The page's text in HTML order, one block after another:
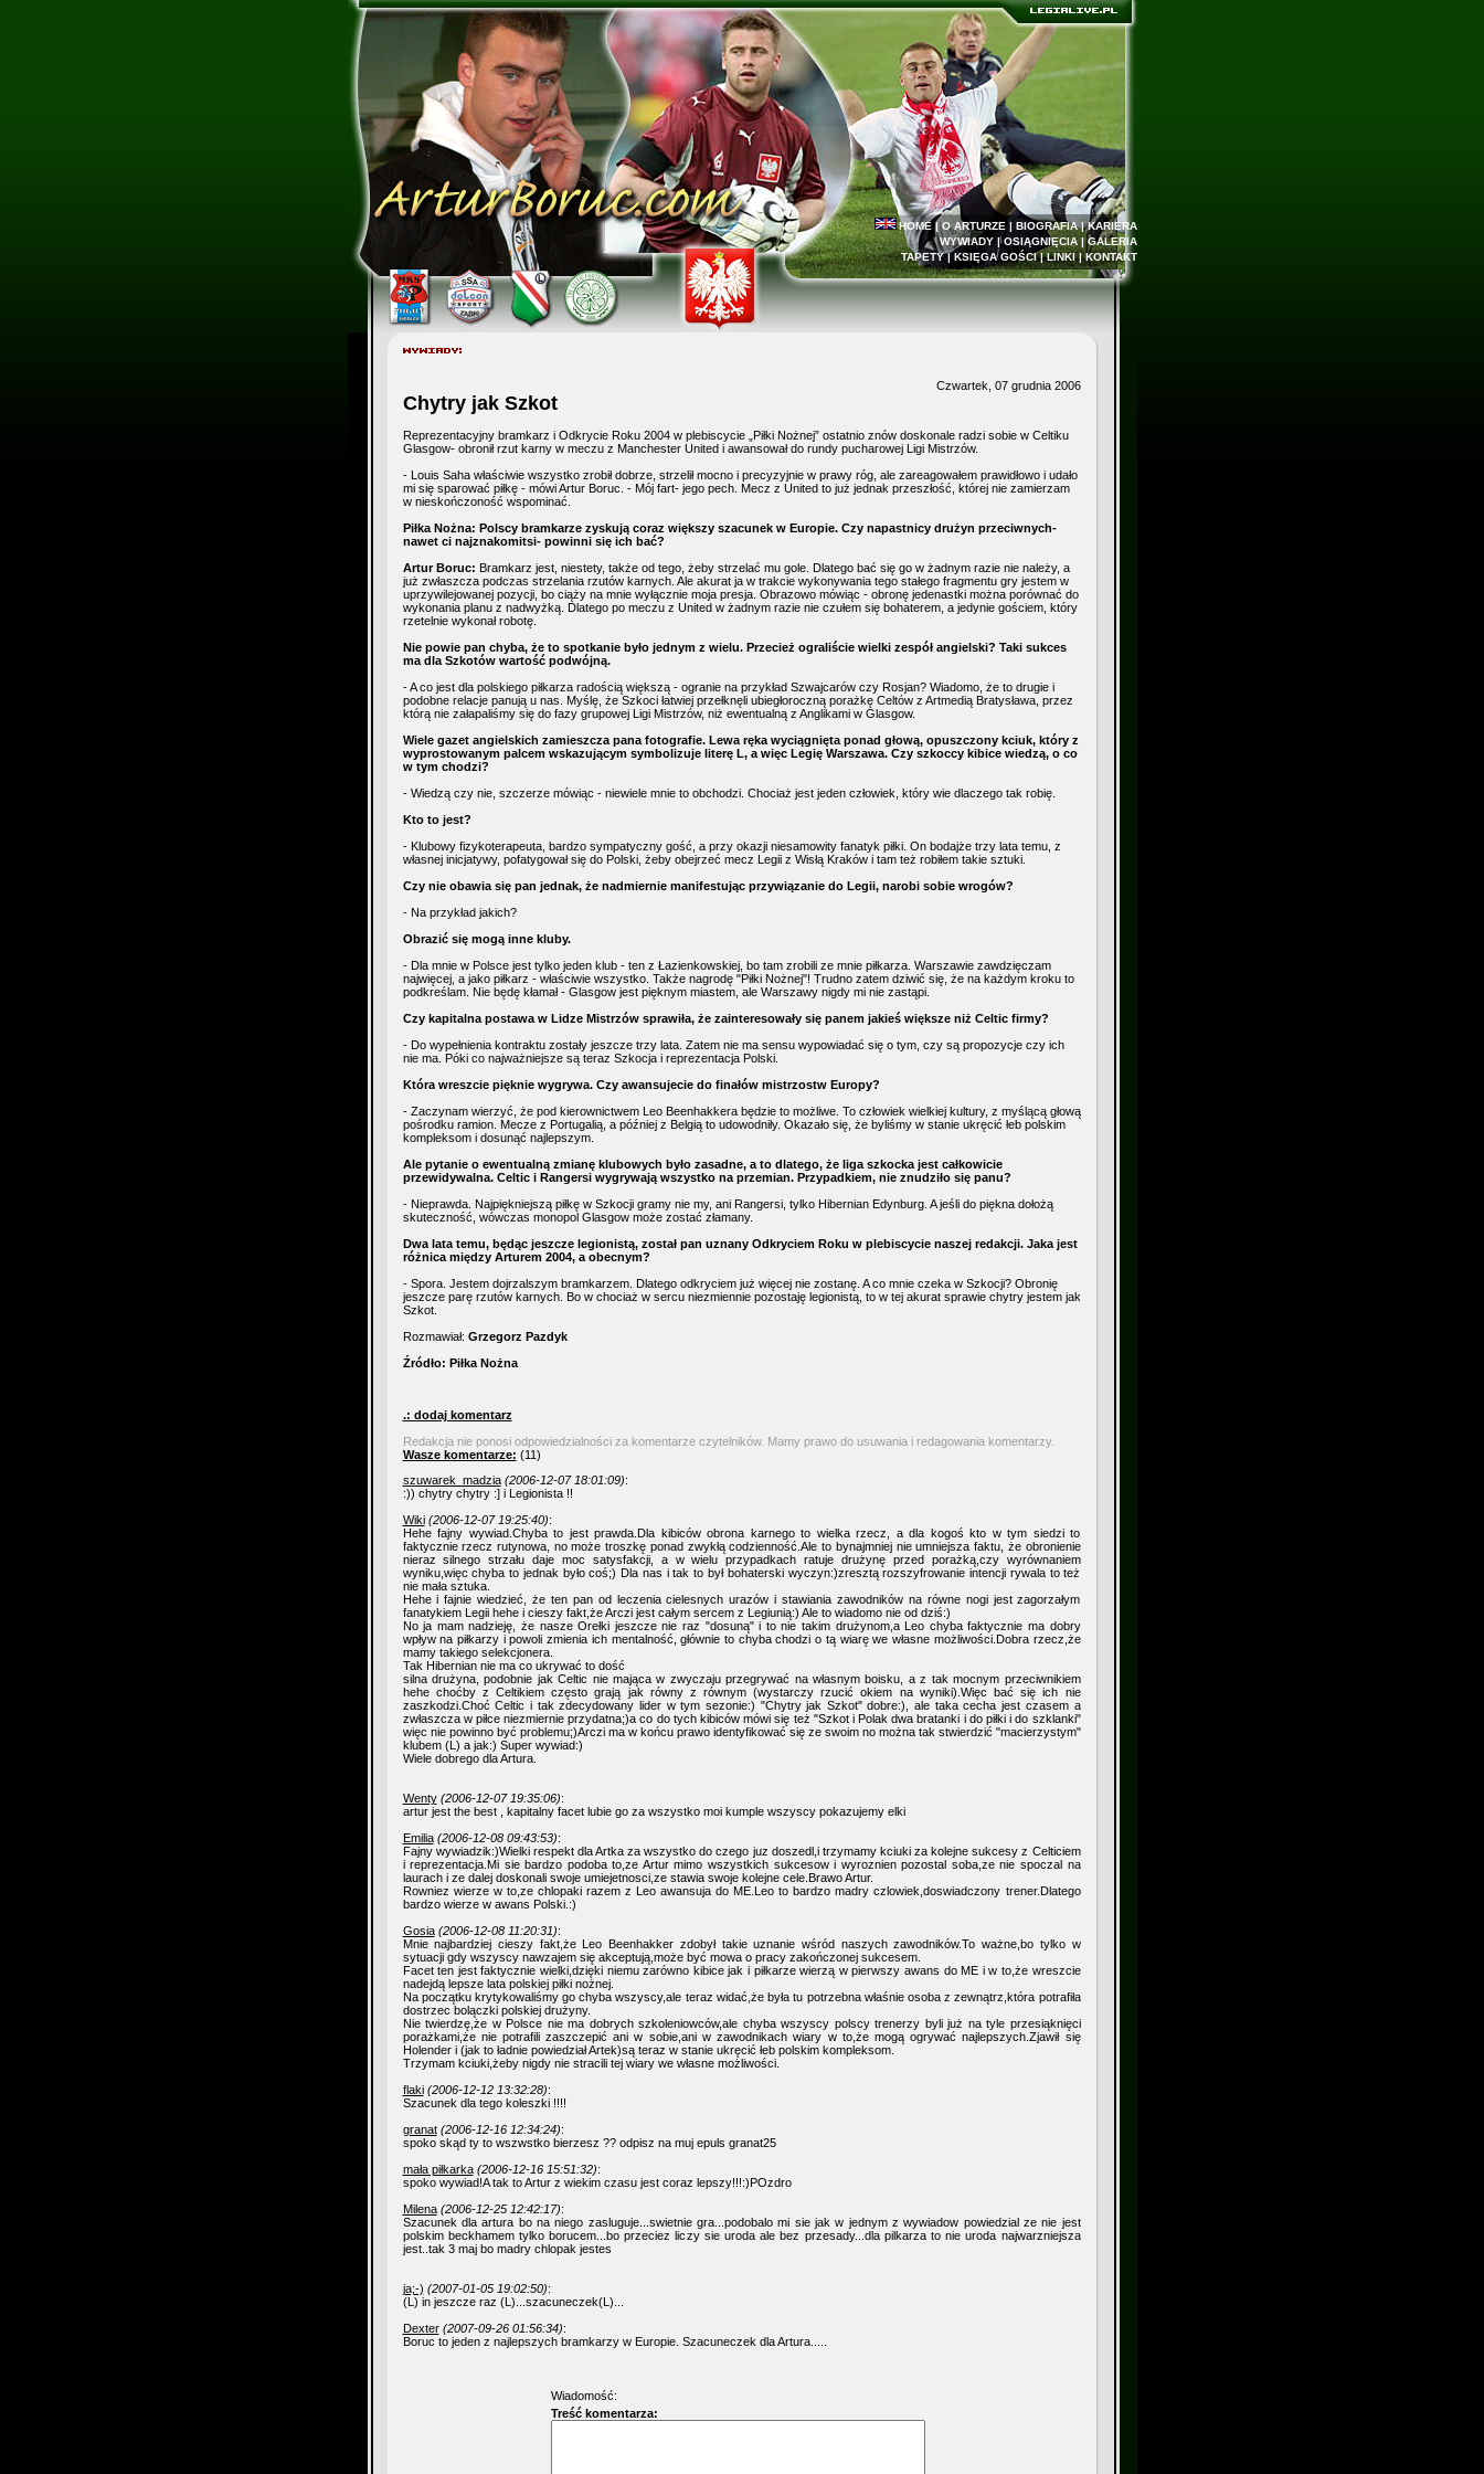
HOME|O ARTURZE| BIOGRAFIA|KARIERA
WYWIADY|OSIĄGNIĘCIA|GALERIA
TAPETY|KSIĘGA GOŚCI|LINKI|KONTAKT
Czwartek, 07 grudnia 2006
Chytry jak Szkot
Reprezentacyjny bramkarz i Odkrycie Roku 2004 w plebiscycie „Piłki Nożnej” ostatnio znów doskonale radzi sobie w Celtiku
Glasgow- obronił rzut karny w meczu z Manchester United i awansował do rundy pucharowej Ligi Mistrzów.
- Louis Saha właściwie wszystko zrobił dobrze, strzelił mocno i precyzyjnie w prawy róg, ale zareagowałem prawidłowo i udało
mi się sparować piłkę - mówi Artur Boruc. - Mój fart- jego pech. Mecz z United to już jednak przeszłość, której nie zamierzam
w nieskończoność wspominać.
Piłka Nożna: Polscy bramkarze zyskują coraz większy szacunek w Europie. Czy napastnicy drużyn przeciwnych-
nawet ci najznakomitsi- powinni się ich bać?
Artur Boruc: Bramkarz jest, niestety, także od tego, żeby strzelać mu gole. Dlatego bać się go w żadnym razie nie należy, a
już zwłaszcza podczas strzelania rzutów karnych. Ale akurat ja w trakcie wykonywania tego stałego fragmentu gry jestem w
uprzywilejowanej pozycji, bo ciąży na mnie wyłącznie moja presja. Obrazowo mówiąc - obronę jedenastki można porównać do
wykonania planu z nadwyżką. Dlatego po meczu z United w żadnym razie nie czułem się bohaterem, a jedynie gościem, który
rzetelnie wykonał robotę.
Nie powie pan chyba, że to spotkanie było jednym z wielu. Przecież ograliście wielki zespół angielski? Taki sukces
ma dla Szkotów wartość podwójną.
- A co jest dla polskiego piłkarza radością większą - ogranie na przykład Szwajcarów czy Rosjan? Wiadomo, że to drugie i
podobne relacje panują u nas. Myślę, że Szkoci łatwiej przełknęli ubiegłoroczną porażkę Celtów z Artmedią Bratysława, przez
którą nie załapaliśmy się do fazy grupowej Ligi Mistrzów, niż ewentualną z Anglikami w Glasgow.
Wiele gazet angielskich zamieszcza pana fotografie. Lewa ręka wyciągnięta ponad głową, opuszczony kciuk, który z
wyprostowanym palcem wskazującym symbolizuje literę L, a więc Legię Warszawa. Czy szkoccy kibice wiedzą, o co
w tym chodzi?
- Wiedzą czy nie, szczerze mówiąc - niewiele mnie to obchodzi. Chociaż jest jeden człowiek, który wie dlaczego tak robię.
Kto to jest?
- Klubowy fizykoterapeuta, bardzo sympatyczny gość, a przy okazji niesamowity fanatyk piłki. On bodajże trzy lata temu, z
własnej inicjatywy, pofatygował się do Polski, żeby obejrzeć mecz Legii z Wisłą Kraków i tam też robiłem takie sztuki.
Czy nie obawia się pan jednak, że nadmiernie manifestując przywiązanie do Legii, narobi sobie wrogów?
- Na przykład jakich?
Obrazić się mogą inne kluby.
- Dla mnie w Polsce jest tylko jeden klub - ten z Łazienkowskiej, bo tam zrobili ze mnie piłkarza. Warszawie zawdzięczam
najwięcej, a jako piłkarz - właściwie wszystko. Także nagrodę "Piłki Nożnej"! Trudno zatem dziwić się, że na każdym kroku to
podkreślam. Nie będę kłamał - Glasgow jest pięknym miastem, ale Warszawy nigdy mi nie zastąpi.
Czy kapitalna postawa w Lidze Mistrzów sprawiła, że zainteresowały się panem jakieś większe niż Celtic firmy?
- Do wypełnienia kontraktu zostały jeszcze trzy lata. Zatem nie ma sensu wypowiadać się o tym, czy są propozycje czy ich
nie ma. Póki co najważniejsze są teraz Szkocja i reprezentacja Polski.
Która wreszcie pięknie wygrywa. Czy awansujecie do finałów mistrzostw Europy?
- Zaczynam wierzyć, że pod kierownictwem Leo Beenhakkera będzie to możliwe. To człowiek wielkiej kultury, z myślącą głową
pośrodku ramion. Mecze z Portugalią, a później z Belgią to udowodniły. Okazało się, że byliśmy w stanie ukręcić łeb polskim
kompleksom i dosunąć najlepszym.
Ale pytanie o ewentualną zmianę klubowych było zasadne, a to dlatego, że liga szkocka jest całkowicie
przewidywalna. Celtic i Rangersi wygrywają wszystko na przemian. Przypadkiem, nie znudziło się panu?
- Nieprawda. Najpiękniejszą piłkę w Szkocji gramy nie my, ani Rangersi, tylko Hibernian Edynburg. A jeśli do piękna dołożą
skuteczność, wówczas monopol Glasgow może zostać złamany.
Dwa lata temu, będąc jeszcze legionistą, został pan uznany Odkryciem Roku w plebiscycie naszej redakcji. Jaka jest
różnica między Arturem 2004, a obecnym?
- Spora. Jestem dojrzalszym bramkarzem. Dlatego odkryciem już więcej nie zostanę. A co mnie czeka w Szkocji? Obronię
jeszcze parę rzutów karnych. Bo w chociaż w sercu niezmiennie pozostaję legionistą, to w tej akurat sprawie chytry jestem jak
Szkot.
Rozmawiał: Grzegorz Pazdyk
Źródło: Piłka Nożna
.: dodaj komentarz
Redakcja nie ponosi odpowiedzialności za komentarze czytelników. Mamy prawo do usuwania i redagowania komentarzy.
Wasze komentarze: (11)
szuwarek_madzia (2006-12-07 18:01:09):
:)) chytry chytry :] i Legionista !!
Wiki (2006-12-07 19:25:40):
Hehe fajny wywiad.Chyba to jest prawda.Dla kibiców obrona karnego to wielka rzecz, a dla kogoś kto w tym siedzi to
faktycznie rzecz rutynowa, no może troszkę ponad zwykłą codzienność.Ale to bynajmniej nie umniejsza faktu, że obronienie
nieraz silnego strzału daje moc satysfakcji, a w wielu przypadkach ratuje drużynę przed porażką,czy wyrównaniem
wyniku,więc chyba to jednak było coś;) Dla nas i tak to był bohaterski wyczyn:)zresztą rozszyfrowanie intencji rywala to też
nie mała sztuka.
Hehe i fajnie wiedzieć, że ten pan od leczenia cielesnych urazów i stawiania zawodników na równe nogi jest zagorzałym
fanatykiem Legii hehe i cieszy fakt,że Arczi jest całym sercem z Legiunią:) Ale to wiadomo nie od dziś:)
No ja mam nadzieję, że nasze Orełki jeszcze nie raz "dosuną" i to nie takim drużynom,a Leo chyba faktycznie ma dobry
wpływ na piłkarzy i powoli zmienia ich mentalność, głównie to chyba chodzi o tą wiarę we własne możliwości.Dobra rzecz,że
mamy takiego selekcjonera.
Tak Hibernian nie ma co ukrywać to dość
silna drużyna, podobnie jak Celtic nie mająca w zwyczaju przegrywać na własnym boisku, a z tak mocnym przeciwnikiem
hehe choćby z Celtikiem często grają jak równy z równym (wystarczy rzucić okiem na wyniki).Więc bać się ich nie
zaszkodzi.Choć Celtic i tak zdecydowany lider w tym sezonie:) "Chytry jak Szkot" dobre:), ale taka cecha jest czasem a
zwłaszcza w piłce niezmiernie przydatna;)a co do tych kibiców mówi się też "Szkot i Polak dwa bratanki i do piłki i do szklanki"
więc nie powinno być problemu;)Arczi ma w końcu prawo identyfikować się ze swoim no można tak stwierdzić "macierzystym"
klubem (L) a jak:) Super wywiad:)
Wiele dobrego dla Artura.
Wenty (2006-12-07 19:35:06):
artur jest the best , kapitalny facet lubie go za wszystko moi kumple wszyscy pokazujemy elki
Emilia (2006-12-08 09:43:53):
Fajny wywiadzik:)Wielki respekt dla Artka za wszystko do czego juz doszedl,i trzymamy kciuki za kolejne sukcesy z Celticiem
i reprezentacja.Mi sie bardzo podoba to,ze Artur mimo wszystkich sukcesow i wyroznien pozostal soba,ze nie spoczal na
laurach i ze dalej doskonali swoje umiejetnosci,ze stawia swoje kolejne cele.Brawo Artur.
Rowniez wierze w to,ze chlopaki razem z Leo awansuja do ME.Leo to bardzo madry czlowiek,doswiadczony trener.Dlatego
bardzo wierze w awans Polski.:)
Gosia (2006-12-08 11:20:31):
Mnie najbardziej cieszy fakt,że Leo Beenhakker zdobył takie uznanie wśród naszych zawodników.To ważne,bo tylko w
sytuacji gdy wszyscy nawzajem się akceptują,może być mowa o pracy zakończonej sukcesem.
Facet ten jest faktycznie wielki,dzięki niemu zarówno kibice jak i piłkarze wierzą w pierwszy awans do ME i w to,że wreszcie
nadejdą lepsze lata polskiej piłki nożnej.
Na początku krytykowaliśmy go chyba wszyscy,ale teraz widać,że była tu potrzebna właśnie osoba z zewnątrz,która potrafiła
dostrzec bolączki polskiej drużyny.
Nie twierdzę,że w Polsce nie ma dobrych szkoleniowców,ale chyba wszyscy polscy trenerzy byli już na tyle przesiąknięci
porażkami,że nie potrafili zaszczepić ani w sobie,ani w zawodnikach wiary w to,że mogą ogrywać najlepszych.Zjawił się
Holender i (jak to ładnie powiedział Artek)są teraz w stanie ukręcić łeb polskim kompleksom.
Trzymam kciuki,żeby nigdy nie stracili tej wiary we własne możliwości.
flaki (2006-12-12 13:32:28):
Szacunek dla tego koleszki !!!!
granat (2006-12-16 12:34:24):
spoko skąd ty to wszwstko bierzesz ?? odpisz na muj epuls granat25
mała piłkarka (2006-12-16 15:51:32):
spoko wywiad!A tak to Artur z wiekim czasu jest coraz lepszy!!!:)POzdro
Milena (2006-12-25 12:42:17):
Szacunek dla artura bo na niego zasluguje...swietnie gra...podobalo mi sie jak w jednym z wywiadow powiedzial ze nie jest
polskim beckhamem tylko borucem...bo przeciez liczy sie uroda ale bez przesady...dla pilkarza to nie uroda najwarzniejsza
jest..tak 3 maj bo madry chlopak jestes
ja;-) (2007-01-05 19:02:50):
(L) in jeszcze raz (L)...szacuneczek(L)...
Dexter (2007-09-26 01:56:34):
Boruc to jeden z najlepszych bramkarzy w Europie. Szacuneczek dla Artura.....
Wiadomość:
Treść komentarza: